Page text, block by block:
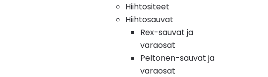
Hiihtositeet
Hiihtosauvat
Rex-sauvat ja
varaosat
Peltonen-sauvat ja
varaosat